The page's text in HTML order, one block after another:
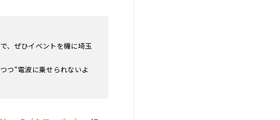
、ぜひイベントを機に埼玉
つ“電波に乗せられないよ